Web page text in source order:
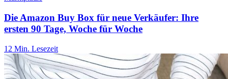
Die Amazon Buy Box für neue Verkäufer: Ihre
ersten 90 Tage, Woche für Woche
12 Min. Lesezeit